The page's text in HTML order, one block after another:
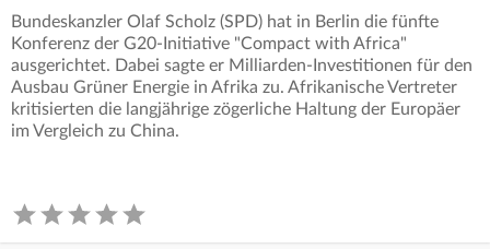
Bundeskanzler Olaf Scholz (SPD) hat in Berlin die fünfte
Konferenz der G20-Initiative "Compact with Africa"
ausgerichtet. Dabei sagte er Milliarden-Investitionen für den
Ausbau Grüner Energie in Afrika zu. Afrikanische Vertreter
kritisierten die langjährige zögerliche Haltung der Europäer
im Vergleich zu China.